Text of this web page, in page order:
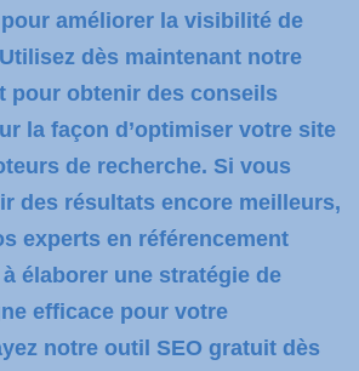
pour améliorer la visibilité de
dès maintenant notre
pour obtenir des conseils
la façon d’optimiser votre site
de recherche. Si vous
des résultats encore meilleurs,
experts en référencement
élaborer une stratégie de
efficace pour votre
notre outil SEO gratuit dès